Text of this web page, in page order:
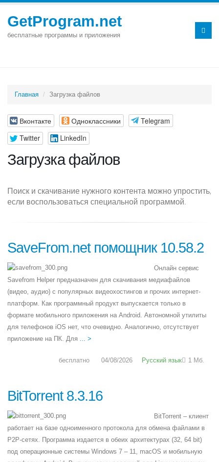
GetProgram.net
бесплатные программы и приложения
Главная Загрузка файлов
Вконтакте Одноклассники
Telegram
Twitter
LinkedIn
Загрузка файлов
Поиск и скачивание нужного контента можно упростить,
если воспользоваться специальной программой.
SaveFrom.net помощник 10.58.2
Онлайн сервис
Savefrom Helper предназначен для скачивания медиафайлов
(видео, аудио) с популярных видеохостингов и прочих интернет-
платформ. Как программный продукт выпускается только в
формате мобильного приложения на Android. Автономной утилиты
для телефонов iOS нет, что очевидно. Аналогично, отсутствует
приложение на ПК. Для ... >
бесплатно 04/08/2026 Русский язык 1 Мб.
BitTorrent 8.3.16
BitTorrent – клиент
работает на базе одноименного протокола для обмена файлами в
P2P-сетях. Программа издается в обеих архитектурах (32, 64 bit)
под операционные системы Windows 7 – 11, macOS и мобильную